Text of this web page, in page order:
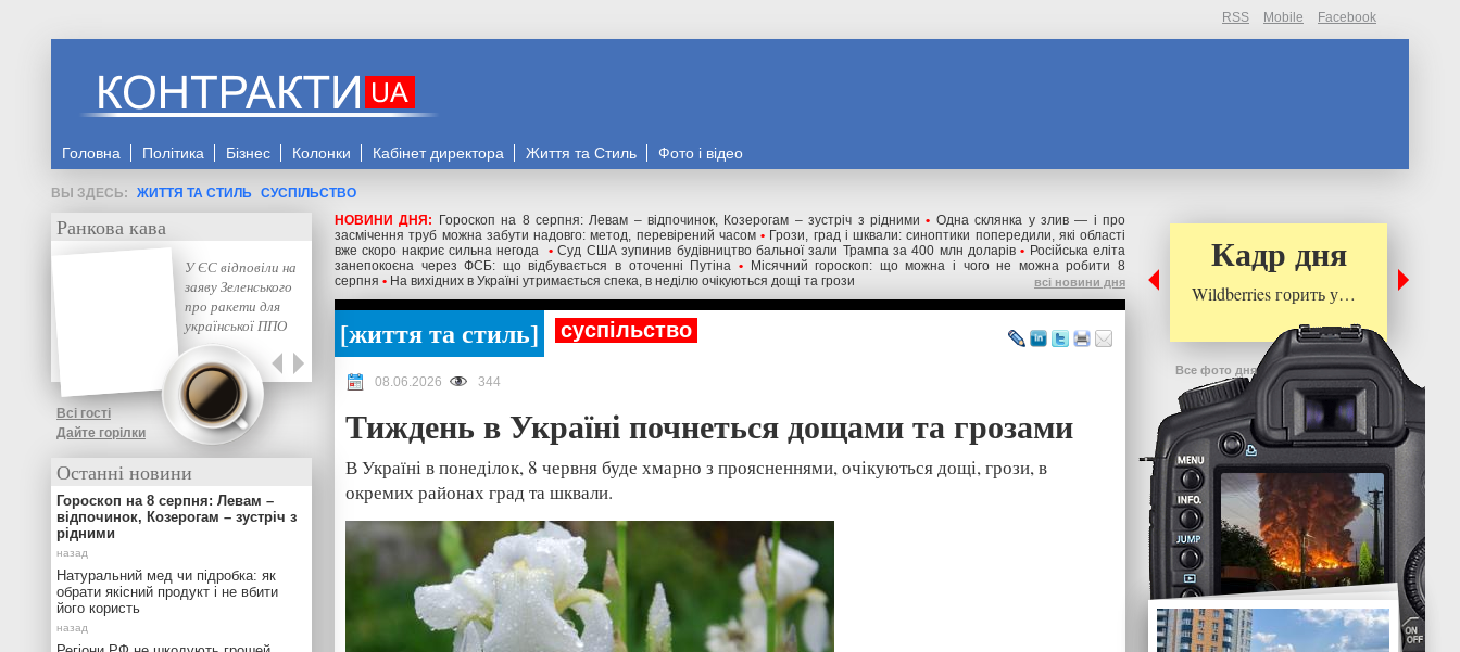
RSS Mobile Facebook
Головна Політика Бізнес Колонки Кабінет директора Життя та Стиль Фото і відео
ЖИТТЯ ТА СТИЛЬ СУСПІЛЬСТВО
НОВИНИ ДНЯ:
Гороскоп на 8 серпня: Левам – відпочинок, Козерогам – зустріч з рідними • Одна склянка у злив — і про
засмічення труб можна забути надовго: метод, перевірений часом • Грози, град і шквали: синоптики попередили, які області
вже скоро накриє сильна негода
• Суд США зупинив будівництво бальної зали Трампа за 400 млн доларів • Російська еліта
занепокоєна через ФСБ: що відбувається в оточенні Путіна •
Місячний гороскоп: що можна і чого не можна робити 8
серпня • На вихідних в Україні утримається спека, в неділю очікуються дощі та грози всі новини дня
життя та стиль суспільство
08.06.2026 344
Тиждень в Україні почнеться дощами та грозами
В Україні в понеділок, 8 червня буде хмарно з проясненнями, очікуються дощі, грози, в
окремих районах град та шквали.
Ранкова кава
У ЄС відповіли на
заяву Зеленського
про ракети для
української ППО
Всі гості
Дайте горілки
Останні новини
Гороскоп на 8 серпня: Левам –
відпочинок, Козерогам – зустріч з
рідними
Натуральний мед чи підробка: як
обрати якісний продукт і не вбити
його користь
Кадр дня
Wildberries горить у…
Все фото дня